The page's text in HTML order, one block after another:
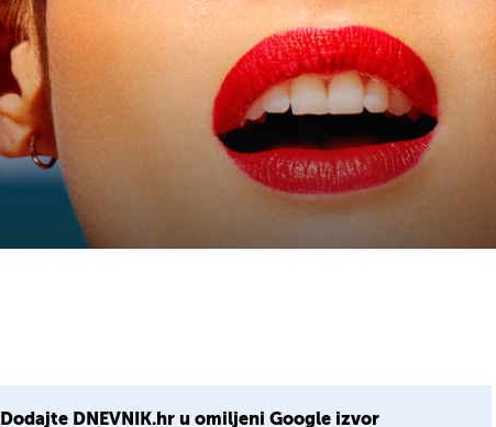
Dodajte DNEVNIK.hr u omiljeni Google izvor